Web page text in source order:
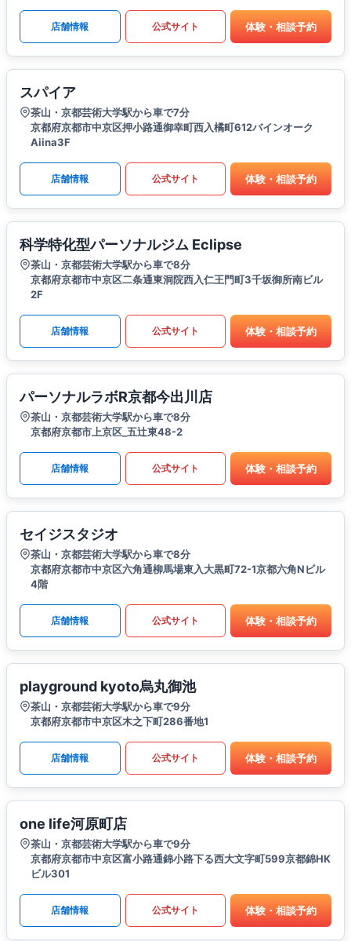
店舗情報 公式サイト 体験・相談予約
スパイア
茶山・京都芸術大学駅から車で7分
京都府京都市中京区押小路通御幸町西入橘町612バインオーク
Aiina3F
店舗情報 公式サイト 体験・相談予約
科学特化型パーソナルジム Eclipse
茶山・京都芸術大学駅から車で8分
京都府京都市中京区二条通東洞院西入仁王門町3千坂御所南ビル
2F
店舗情報 公式サイト 体験・相談予約
パーソナルラボR京都今出川店
茶山・京都芸術大学駅から車で8分
京都府京都市上京区_五辻東48-2
店舗情報 公式サイト 体験・相談予約
セイジスタジオ
茶山・京都芸術大学駅から車で8分
京都府京都市中京区六角通柳馬場東入大黒町72-1京都六角Nビル
4階
店舗情報 公式サイト 体験・相談予約
playground kyoto烏丸御池
茶山・京都芸術大学駅から車で9分
京都府京都市中京区木之下町286番地1
店舗情報 公式サイト 体験・相談予約
one life河原町店
茶山・京都芸術大学駅から車で9分
京都府京都市中京区富小路通錦小路下る西大文字町599京都錦HK
ビル301
店舗情報 公式サイト 体験・相談予約